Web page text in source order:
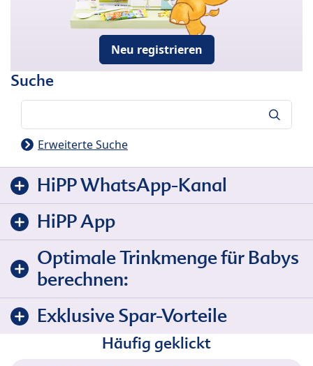
Neu registrieren
Suche
Erweiterte Suche
HiPP WhatsApp-Kanal
HiPP App
Optimale Trinkmenge für Babys
berechnen:
Exklusive Spar-Vorteile
Häufig geklickt